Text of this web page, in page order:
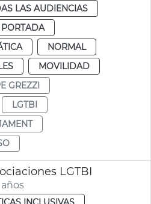
LAS AUDIENCIAS
PORTADA
NORMAL
MOVILIDAD
GREZZI
LGTBI
LGTBI